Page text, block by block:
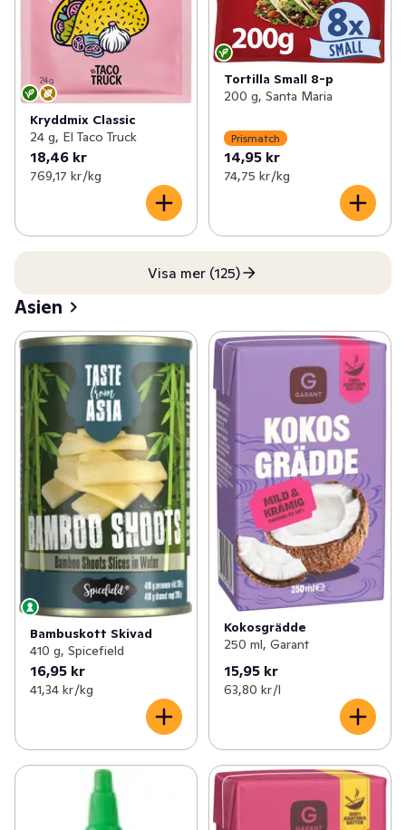
Kryddmix Classic
24 g, El Taco Truck
18,46 kr
769,17 kr /kg
Tortilla Small 8-p
200 g, Santa Maria
Prismatch
14,95 kr
74,75 kr /kg
Visa mer (125)
Asien
Bambuskott Skivad
410 g, Spicefield
16,95 kr
41,34 kr /kg
Kokosgrädde
250 ml, Garant
15,95 kr
63,80 kr /l